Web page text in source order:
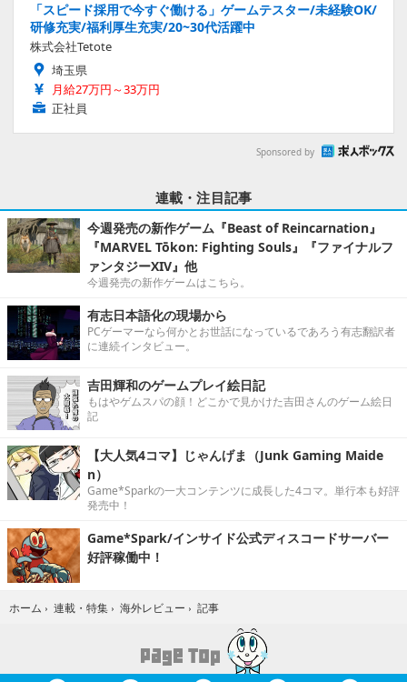
「スピード採用で今すぐ働ける」ゲームテスター/未経験OK/
研修充実/福利厚生充実/20~30代活躍中
株式会社Tetote
埼玉県
月給27万円～33万円
正社員
Sponsored by
連載・注目記事
今週発売の新作ゲーム『Beast of Reincarnation』
『MARVEL Tōkon: Fighting Souls』『ファイナルフ
ァンタジーXIV』他
今週発売の新作ゲームはこちら。
有志日本語化の現場から
PCゲーマーなら何かとお世話になっているであろう有志翻訳者
に連続インタビュー。
吉田輝和のゲームプレイ絵日記
もはやゲムスパの顔！どこかで見かけた吉田さんのゲーム絵日
記
【大人気4コマ】じゃんげま（Junk Gaming Maide
n）
Game*Sparkの一大コンテンツに成長した4コマ。単行本も好評
発売中！
Game*Spark/インサイド公式ディスコードサーバー
好評稼働中！
ホーム › 連載・特集 › 海外レビュー › 記事